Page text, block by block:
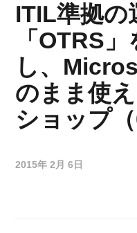
ITIL準拠の
「OTRS
し、
のまま使
ショップ（
2015年 2月 6日